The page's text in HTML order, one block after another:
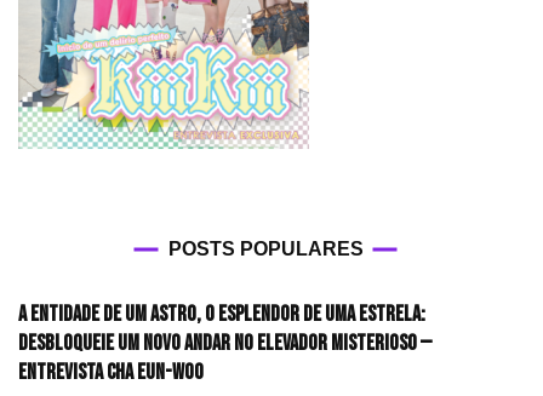
POSTS POPULARES
A entidade de um astro, o esplendor de uma estrela:
desbloqueie um novo andar no elevador misterioso —
Entrevista CHA EUN-WOO